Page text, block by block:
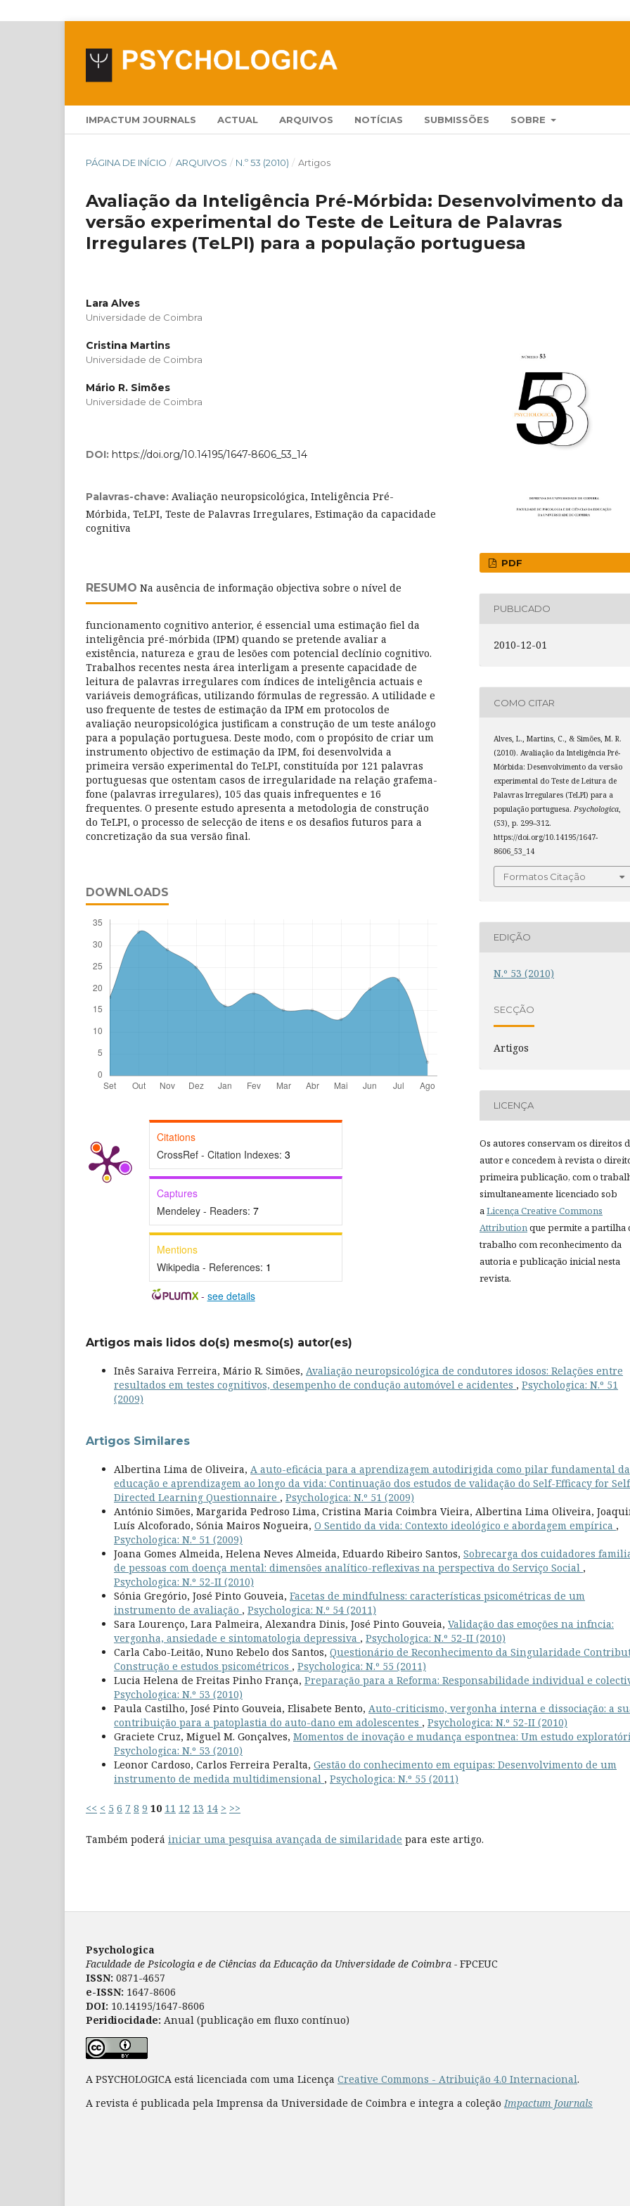
IMPACTUM JOURNALS ACTUAL ARQUIVOS NOTÍCIAS SUBMISSÕES SOBRE
PÁGINA DE INÍCIO / ARQUIVOS / N.º 53 (2010) / Artigos
Avaliação da Inteligência Pré-Mórbida: Desenvolvimento da
versão experimental do Teste de Leitura de Palavras
Irregulares (TeLPI) para a população portuguesa
Lara Alves
Universidade de Coimbra
Cristina Martins
Universidade de Coimbra
Mário R. Simões
Universidade de Coimbra
DOI: https://doi.org/10.14195/1647-8606_53_14
Palavras-chave: Avaliação neuropsicológica, Inteligência Pré-
Mórbida, TeLPI, Teste de Palavras Irregulares, Estimação da capacidade
cognitiva
RESUMO Na ausência de informação objectiva sobre o nível de
funcionamento cognitivo anterior, é essencial uma estimação fiel da
inteligência pré-mórbida (IPM) quando se pretende avaliar a
existência, natureza e grau de lesões com potencial declínio cognitivo.
Trabalhos recentes nesta área interligam a presente capacidade de
leitura de palavras irregulares com índices de inteligência actuais e
variáveis demográficas, utilizando fórmulas de regressão. A utilidade e
uso frequente de testes de estimação da IPM em protocolos de
avaliação neuropsicológica justificam a construção de um teste análogo
para a população portuguesa. Deste modo, com o propósito de criar um
instrumento objectivo de estimação da IPM, foi desenvolvida a
primeira versão experimental do TeLPI, constituída por 121 palavras
portuguesas que ostentam casos de irregularidade na relação grafema-
fone (palavras irregulares), 105 das quais infrequentes e 16
frequentes. O presente estudo apresenta a metodologia de construção
do TeLPI, o processo de selecção de itens e os desafios futuros para a
concretização da sua versão final.
DOWNLOADS
Citations
CrossRef - Citation Indexes: 3
Captures
Mendeley - Readers: 7
Mentions
Wikipedia - References: 1
- see details
PDF
PUBLICADO
2010-12-01
COMO CITAR
Alves, L., Martins, C., & Simões, M. R.
(2010). Avaliação da Inteligência Pré-
Mórbida: Desenvolvimento da versão
experimental do Teste de Leitura de
Palavras Irregulares (TeLPI) para a
população portuguesa.Psychologica,
(53), p. 299–312.
https://doi.org/10.14195/1647-
8606_53_14
Formatos Citação
EDIÇÃO
N.º 53 (2010)
SECÇÃO
Artigos
LICENÇA
Os autores conservam os direitos
autor e concedem à revista o
primeira publicação, com o
simultaneamente licenciado sob
aLicença Creative Commons
Attributionque permite a partilha
trabalho com reconhecimento da
autoria e publicação inicial nesta
revista.
Artigos mais lidos do(s) mesmo(s) autor(es)
Inês Saraiva Ferreira, Mário R. Simões, Avaliação neuropsicológica de condutores idosos: Relações entre
resultados em testes cognitivos, desempenho de condução automóvel e acidentes , Psychologica: N.º 51
(2009)
Artigos Similares
Albertina Lima de Oliveira, A auto-eficácia para a aprendizagem autodirigida como pilar fundamental da
educação e aprendizagem ao longo da vida: Continuação dos estudos de validação do Self-Efficacy for
Directed Learning Questionnaire , Psychologica: N.º 51 (2009)
António Simões, Margarida Pedroso Lima, Cristina Maria Coimbra Vieira, Albertina Lima Oliveira,
Luís Alcoforado, Sónia Mairos Nogueira, O Sentido da vida: Contexto ideológico e abordagem empírica ,
Psychologica: N.º 51 (2009)
Joana Gomes Almeida, Helena Neves Almeida, Eduardo Ribeiro Santos, Sobrecarga dos cuidadores
de pessoas com doença mental: dimensões analítico-reflexivas na perspectiva do Serviço Social ,
Psychologica: N.º 52-II (2010)
Sónia Gregório, José Pinto Gouveia, Facetas de mindfulness: características psicométricas de um
instrumento de avaliação , Psychologica: N.º 54 (2011)
Sara Lourenço, Lara Palmeira, Alexandra Dinis, José Pinto Gouveia, Validação das emoções na infncia:
vergonha, ansiedade e sintomatologia depressiva , Psychologica: N.º 52-II (2010)
Carla Cabo-Leitão, Nuno Rebelo dos Santos, Questionário de Reconhecimento da Singularidade
Construção e estudos psicométricos , Psychologica: N.º 55 (2011)
Lucia Helena de Freitas Pinho França, Preparação para a Reforma: Responsabilidade individual e
Psychologica: N.º 53 (2010)
Paula Castilho, José Pinto Gouveia, Elisabete Bento, Auto-criticismo, vergonha interna e dissociação: a
contribuição para a patoplastia do auto-dano em adolescentes , Psychologica: N.º 52-II (2010)
Graciete Cruz, Miguel M. Gonçalves, Momentos de inovação e mudança espontnea: Um estudo
Psychologica: N.º 53 (2010)
Leonor Cardoso, Carlos Ferreira Peralta, Gestão do conhecimento em equipas: Desenvolvimento de um
instrumento de medida multidimensional , Psychologica: N.º 55 (2011)
<< < 5 6 7 8 9 10 11 12 13 14 > >>
Também poderá iniciar uma pesquisa avançada de similaridade para este artigo.
Psychologica
Faculdade de Psicologia e de Ciências da Educação da Universidade de Coimbra - FPCEUC
ISSN: 0871-4657
e-ISSN: 1647-8606
DOI: 10.14195/1647-8606
Peridiocidade: Anual (publicação em fluxo contínuo)
A PSYCHOLOGICA está licenciada com uma Licença Creative Commons - Atribuição 4.0 Internacional.
A revista é publicada pela Imprensa da Universidade de Coimbra e integra a coleção Impactum Journals